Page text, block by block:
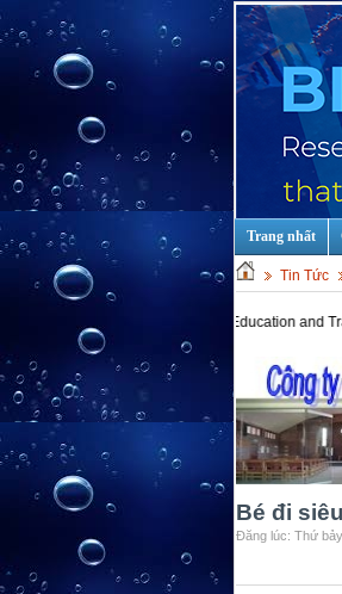
Trang nhất
Tin Tức
Hot keys: Education and Training
Bé đi
Đăng lúc: Thứ